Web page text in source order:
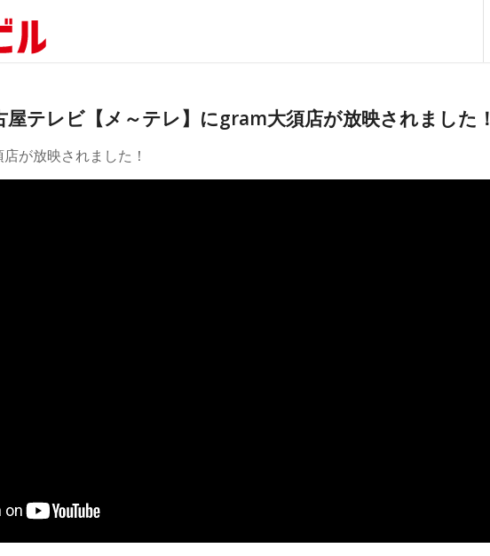
屋テレビ【メ～テレ】にgram大須店が放映されました！
が放映されました！